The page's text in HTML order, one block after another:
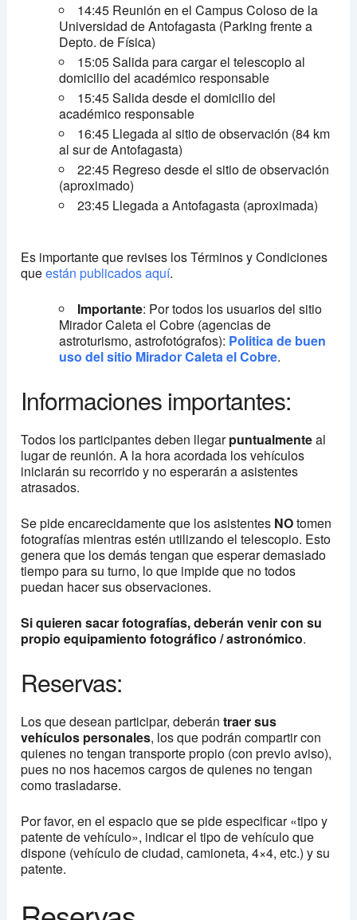
14:45 Reunión en el Campus Coloso de la
Universidad de Antofagasta (Parking frente a
Depto. de Física)
15:05 Salida para cargar el telescopio al
domicilio del académico responsable
15:45 Salida desde el domicilio del
académico responsable
16:45 Llegada al sitio de observación (84 km
al sur de Antofagasta)
22:45 Regreso desde el sitio de observación
(aproximado)
23:45 Llegada a Antofagasta (aproximada)
Es importante que revises los Términos y Condiciones
queestán publicados aquí.
Importante: Por todos los usuarios del sitio
Mirador Caleta el Cobre (agencias de
astroturismo, astrofotógrafos): Politica de buen
uso del sitio Mirador Caleta el Cobre.
Informaciones importantes:
Todos los participantes deben llegarpuntualmenteal
lugar de reunión. A la hora acordada los vehículos
iniciarán su recorrido y no esperarán a asistentes
atrasados.
Se pide encarecidamente que los asistentes NOtomen
fotografías mientras estén utilizando el telescopio. Esto
genera que los demás tengan que esperar demasiado
tiempo para su turno, lo que impide que no todos
puedan hacer sus observaciones.
Si quieren sacar fotografías, deberán venir con su
propio equipamiento fotográfico / astronómico.
Reservas:
Los que desean participar, deberántraer sus
vehículos personales, los que podrán compartir con
quienes no tengan transporte propio (con previo aviso),
pues no nos hacemos cargos de quienes no tengan
como trasladarse.
Por favor, en el espacio que se pide especificar «tipo y
patente de vehículo», indicar el tipo de vehículo que
dispone (vehículo de ciudad, camioneta, 4×4, etc.) y su
patente.